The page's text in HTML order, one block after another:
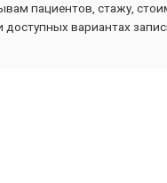
пациентов, стажу,
вариантах